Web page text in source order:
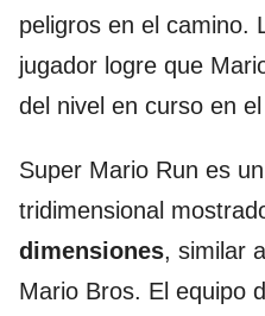
peligros en el camino.
jugador logre que
del nivel en curso en
Super Mario Run es
tridimensional
dimensiones, similar
Mario Bros. El equipo